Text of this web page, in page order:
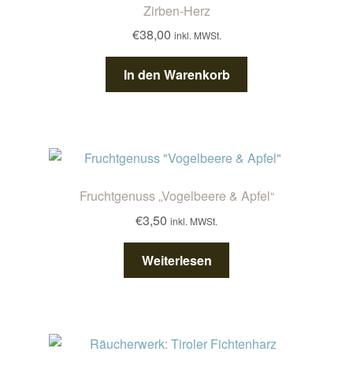
Zirben-Herz
€38,00 inkl. MWSt.
In den Warenkorb
Fruchtgenuss „Vogelbeere & Apfel“
€3,50 inkl. MWSt.
Weiterlesen